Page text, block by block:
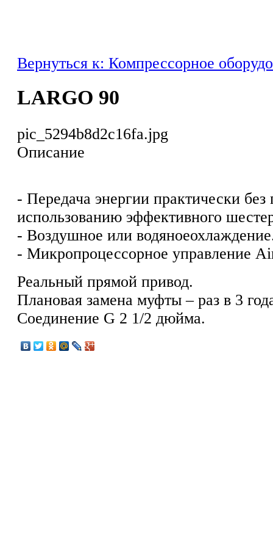
Вернуться к: Компрессорное
LARGO 90
pic_5294b8d2c16fa.jpg
Описание
- Передача энергии практически без
использованию эффективного
- Воздушное или
- Микропроцессорное управление
Реальный прямой привод.
Плановая замена муфты – раз в 3
Соединение G 2 1/2 дюйма.